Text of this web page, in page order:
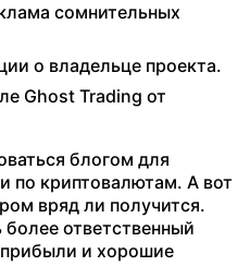
сомнительных
о владельце проекта.
Ghost Trading от
блогом для
по криптовалютам. А вот
вряд ли получится.
ответственный
прибыли и хорошие